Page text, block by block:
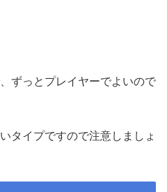
ずっとプレイヤーでよいので
タイプですので注意しましょ